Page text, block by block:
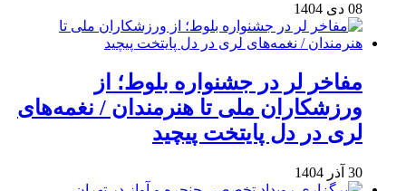
08 دی 1404
مفاخر لر در جشنواره بلوط؛ از
ورزشکاران ملی تا هنرمندان / نغمه‌های
لری در دل پایتخت پیچید
30 آذر 1404